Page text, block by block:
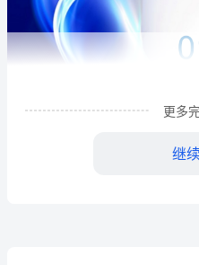
更多
继